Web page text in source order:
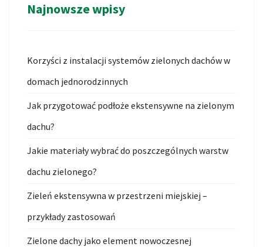
Najnowsze wpisy
Korzyści z instalacji systemów zielonych dachów w
domach jednorodzinnych
Jak przygotować podłoże ekstensywne na zielonym
dachu?
Jakie materiały wybrać do poszczególnych warstw
dachu zielonego?
Zieleń ekstensywna w przestrzeni miejskiej –
przykłady zastosowań
Zielone dachy jako element nowoczesnej